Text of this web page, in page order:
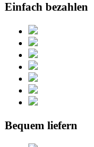
Einfach bezahlen
Bequem liefern